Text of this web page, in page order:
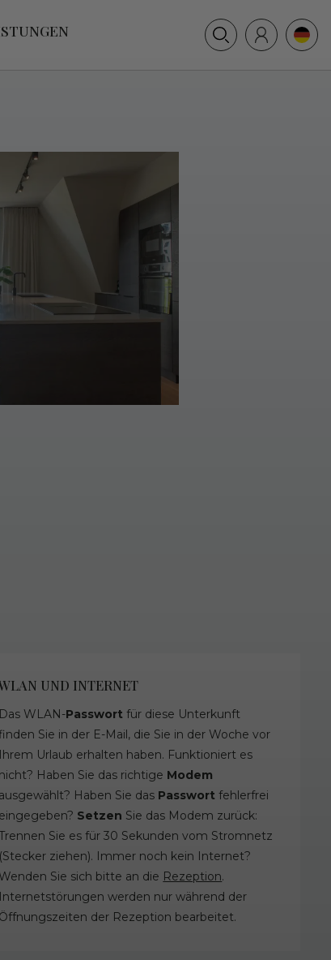
UND INTERNET
Das WLAN-Passwort für diese Unterkunft
Sie in der E-Mail, die Sie in der Woche vor
Ihrem Urlaub erhalten haben. Funktioniert es
nicht? Haben Sie das richtige Modem
ausgewählt? Haben Sie das Passwortfehlerfrei
eingegeben? Setzen Sie das Modem zurück:
Sie es für 30 Sekunden vom Stromnetz
(Stecker ziehen). Immer noch kein Internet?
Sie sich bitte an die Rezeption.
Internetstörungen werden nur während der
Öffnungszeiten der Rezeption bearbeitet.